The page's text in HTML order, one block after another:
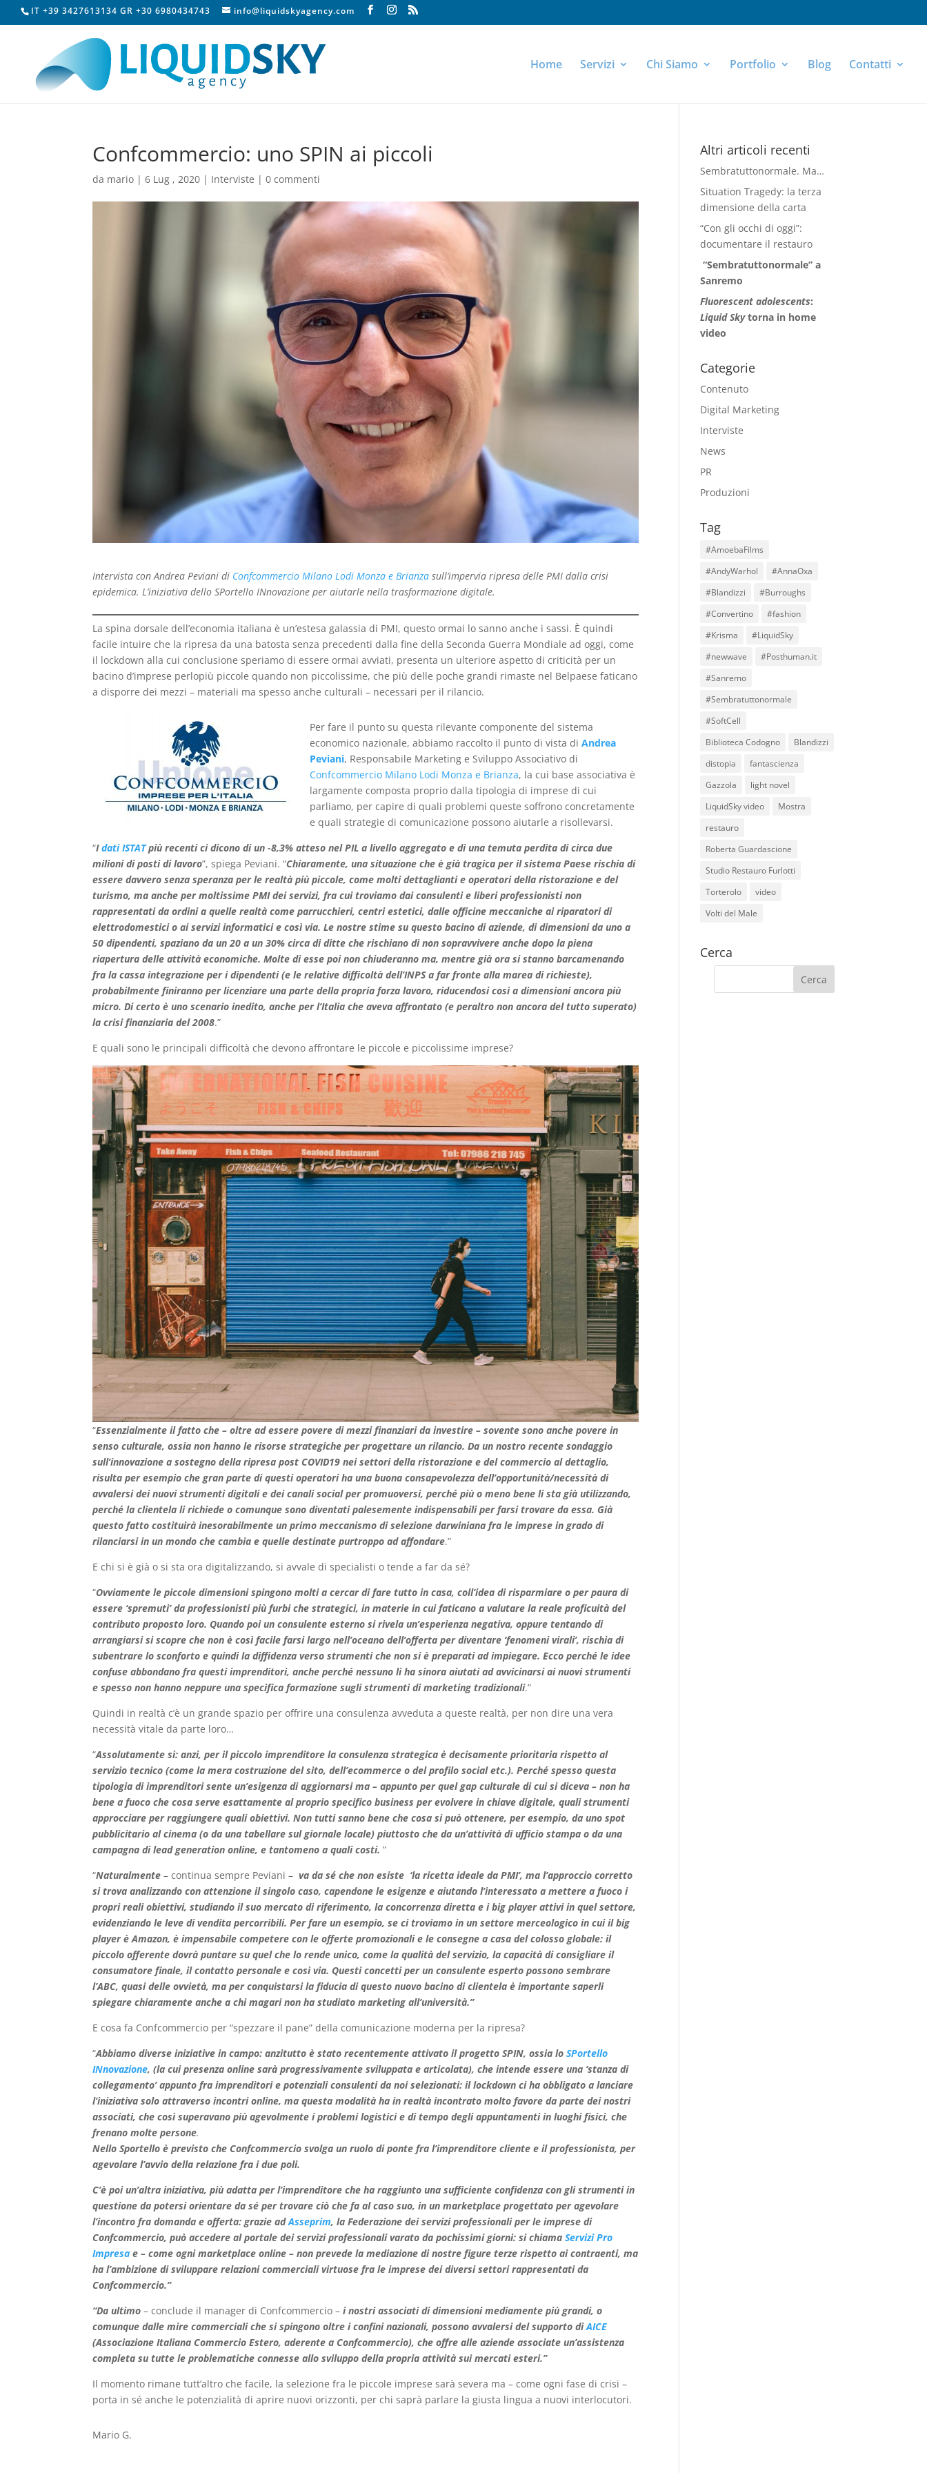
IT +39 3427613134 GR +30 6980434743 info@liquidskyagency.com
Home Servizi Chi Siamo Portfolio Blog Contatti
Confcommercio: uno SPIN ai piccoli
da mario |6 Lug , 2020 | Interviste |0 commenti
Intervista con Andrea Peviani di Confcommercio Milano Lodi Monza e Brianza sull’impervia ripresa delle PMI dalla crisi
epidemica. L’iniziativa dello SPortello INnovazione per aiutarle nella trasformazione digitale.
La spina dorsale dell’economia italiana è un’estesa galassia di PMI, questo ormai lo sanno anche i sassi. È quindi
facile intuire che la ripresa da una batosta senza precedenti dalla fine della Seconda Guerra Mondiale ad oggi, come
il lockdown alla cui conclusione speriamo di essere ormai avviati, presenta un ulteriore aspetto di criticità per un
bacino d’imprese perlopiù piccole quando non piccolissime, che più delle poche grandi rimaste nel Belpaese faticano
a disporre dei mezzi – materiali ma spesso anche culturali – necessari per il rilancio.
Per fare il punto su questa rilevante componente del sistema
economico nazionale, abbiamo raccolto il punto di vista diAndrea
Peviani, Responsabile Marketing e Sviluppo Associativo di
Confcommercio Milano Lodi Monza e Brianza, la cui base associativa è
largamente composta proprio dalla tipologia di imprese di cui
parliamo, per capire di quali problemi queste soffrono concretamente
e quali strategie di comunicazione possono aiutarle a risollevarsi.
“Idati ISTATpiù recenti ci dicono di un -8,3% atteso nel PIL a livello aggregato e di una temuta perdita di circa due
milioni di posti di lavoro”, spiega Peviani. “Chiaramente, una situazione che è già tragica per il sistema Paese rischia di
essere davvero senza speranza per le realtà più piccole, come molti dettaglianti e operatori della ristorazione e del
turismo, ma anche per moltissime PMI dei servizi, fra cui troviamo dai consulenti e liberi professionisti non
rappresentati da ordini a quelle realtà come parrucchieri, centri estetici, dalle officine meccaniche ai riparatori di
elettrodomestici o ai servizi informatici e così via. Le nostre stime su questo bacino di aziende, di dimensioni da uno a
50 dipendenti, spaziano da un 20 a un 30% circa di ditte che rischiano di non sopravvivere anche dopo la piena
riapertura delle attività economiche. Molte di esse poi non chiuderanno ma, mentre già ora si stanno barcamenando
fra la cassa integrazione per i dipendenti (e le relative difficoltà dell’INPS a far fronte alla marea di richieste),
probabilmente finiranno per licenziare una parte della propria forza lavoro, riducendosi così a dimensioni ancora più
micro. Di certo è uno scenario inedito, anche per l’Italia che aveva affrontato (e peraltro non ancora del tutto superato)
la crisi finanziaria del 2008.”
E quali sono le principali difficoltà che devono affrontare le piccole e piccolissime imprese?
“Essenzialmente il fatto che – oltre ad essere povere di mezzi finanziari da investire – sovente sono anche povere in
senso culturale, ossia non hanno le risorse strategiche per progettare un rilancio. Da un nostro recente sondaggio
sull’innovazione a sostegno della ripresa post COVID19 nei settori della ristorazione e del commercio al dettaglio,
risulta per esempio che gran parte di questi operatori ha una buona consapevolezza dell’opportunità/necessità di
avvalersi dei nuovi strumenti digitali e dei canali social per promuoversi, perché più o meno bene li sta già utilizzando,
perché la clientela li richiede o comunque sono diventati palesemente indispensabili per farsi trovare da essa. Già
questo fatto costituirà inesorabilmente un primo meccanismo di selezione darwiniana fra le imprese in grado di
rilanciarsi in un mondo che cambia e quelle destinate purtroppo ad affondare.”
E chi si è già o si sta ora digitalizzando, si avvale di specialisti o tende a far da sé?
“Ovviamente le piccole dimensioni spingono molti a cercar di fare tutto in casa, coll’idea di risparmiare o per paura di
essere ‘spremuti’ da professionisti più furbi che strategici, in materie in cui faticano a valutare la reale proficuità del
contributo proposto loro. Quando poi un consulente esterno si rivela un’esperienza negativa, oppure tentando di
arrangiarsi si scopre che non è così facile farsi largo nell’oceano dell’offerta per diventare ‘fenomeni virali’, rischia di
subentrare lo sconforto e quindi la diffidenza verso strumenti che non si è preparati ad impiegare. Ecco perché le idee
confuse abbondano fra questi imprenditori, anche perché nessuno li ha sinora aiutati ad avvicinarsi ai nuovi strumenti
e spesso non hanno neppure una specifica formazione sugli strumenti di marketing tradizionali.”
Quindi in realtà c’è un grande spazio per offrire una consulenza avveduta a queste realtà, per non dire una vera
necessità vitale da parte loro…
“Assolutamente sì: anzi, per il piccolo imprenditore la consulenza strategica è decisamente prioritaria rispetto al
servizio tecnico (come la mera costruzione del sito, dell’ecommerce o del profilo social etc.). Perché spesso questa
tipologia di imprenditori sente un’esigenza di aggiornarsi ma – appunto per quel gap culturale di cui si diceva – non ha
bene a fuoco che cosa serve esattamente al proprio specifico business per evolvere in chiave digitale, quali strumenti
approcciare per raggiungere quali obiettivi. Non tutti sanno bene che cosa si può ottenere, per esempio, da uno spot
pubblicitario al cinema (o da una tabellare sul giornale locale) piuttosto che da un’attività di ufficio stampa o da una
campagna di lead generation online, e tantomeno a quali costi. ”
“Naturalmente– continua sempre Peviani – va da sé che non esiste ‘la ricetta ideale da PMI’, ma l’approccio corretto
si trova analizzando con attenzione il singolo caso, capendone le esigenze e aiutando l’interessato a mettere a fuoco i
propri reali obiettivi, studiando il suo mercato di riferimento, la concorrenza diretta e i big player attivi in quel settore,
evidenziando le leve di vendita percorribili. Per fare un esempio, se ci troviamo in un settore merceologico in cui il big
player è Amazon, è impensabile competere con le offerte promozionali e le consegne a casa del colosso globale: il
piccolo offerente dovrà puntare su quel che lo rende unico, come la qualità del servizio, la capacità di consigliare il
consumatore finale, il contatto personale e così via. Questi concetti per un consulente esperto possono sembrare
l’ABC, quasi delle ovvietà, ma per conquistarsi la fiducia di questo nuovo bacino di clientela è importante saperli
spiegare chiaramente anche a chi magari non ha studiato marketing all’università.”
E cosa fa Confcommercio per “spezzare il pane” della comunicazione moderna per la ripresa?
“Abbiamo diverse iniziative in campo: anzitutto è stato recentemente attivato il progetto SPIN, ossia loSPortello
INnovazione,(la cui presenza online sarà progressivamente sviluppata e articolata), che intende essere una ‘stanza di
collegamento’ appunto fra imprenditori e potenziali consulenti da noi selezionati: il lockdown ci ha obbligato a lanciare
l’iniziativa solo attraverso incontri online, ma questa modalità ha in realtà incontrato molto favore da parte dei nostri
associati, che così superavano più agevolmente i problemi logistici e di tempo degli appuntamenti in luoghi fisici, che
frenano molte persone.
Nello Sportello è previsto che Confcommercio svolga un ruolo di ponte fra l’imprenditore cliente e il professionista, per
agevolare l’avvio della relazione fra i due poli.
C’è poi un’altra iniziativa, più adatta per l’imprenditore che ha raggiunto una sufficiente confidenza con gli strumenti in
questione da potersi orientare da sé per trovare ciò che fa al caso suo, in un marketplace progettato per agevolare
l’incontro fra domanda e offerta: grazie adAsseprim, la Federazione dei servizi professionali per le imprese di
Confcommercio, può accedere al portale dei servizi professionali varato da pochissimi giorni: si chiamaServizi Pro
Impresa e – come ogni marketplace online – non prevede la mediazione di nostre figure terze rispetto ai contraenti, ma
ha l’ambizione di sviluppare relazioni commerciali virtuose fra le imprese dei diversi settori rappresentati da
Confcommercio.”
“Da ultimo– conclude il manager di Confcommercio –i nostri associati di dimensioni mediamente più grandi, o
comunque dalle mire commerciali che si spingono oltre i confini nazionali, possono avvalersi del supporto diAICE
(Associazione Italiana Commercio Estero, aderente a Confcommercio), che offre alle aziende associate un’assistenza
completa su tutte le problematiche connesse allo sviluppo della propria attività sui mercati esteri.”
Il momento rimane tutt’altro che facile, la selezione fra le piccole imprese sarà severa ma – come ogni fase di crisi –
porta in sé anche le potenzialità di aprire nuovi orizzonti, per chi saprà parlare la giusta lingua a nuovi interlocutori.
Mario G.
Altri articoli recenti
Sembratuttonormale. Ma…
Situation Tragedy: la terza
dimensione della carta
“Con gli occhi di oggi”:
documentare il restauro
“Sembratuttonormale” a
Sanremo
Fluorescent adolescents:
Liquid Skytorna in home
video
Categorie
Contenuto
Digital Marketing
Interviste
News
PR
Produzioni
Tag
#AmoebaFilms
#AndyWarhol
#AnnaOxa
#Blandizzi
#Burroughs
#Convertino
#fashion
#Krisma
#LiquidSky
#newwave
#Posthuman.it
#Sanremo
#Sembratuttonormale
#SoftCell
Biblioteca Codogno
Blandizzi
distopia
fantascienza
Gazzola
light novel
LiquidSky video
Mostra
restauro
Roberta Guardascione
Studio Restauro Furlotti
Torterolo
video
Volti del Male
Cerca